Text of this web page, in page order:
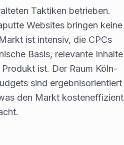
Taktiken betrieben.
Websites bringen keine
ist intensiv, die CPCs
Basis, relevante Inhalte
ist. Der Raum Köln-
sind ergebnisorientiert
den Markt kosteneffizient